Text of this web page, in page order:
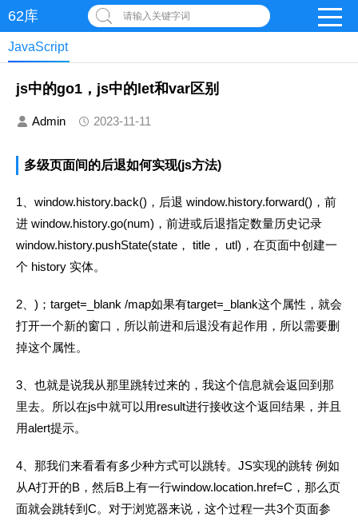
62库 请输入关键字词
JavaScript
js中的go1，js中的let和var区别
Admin 2023-11-11
多级页面间的后退如何实现(js方法)
1、window.history.back()，后退 window.history.forward()，前
进 window.history.go(num)，前进或后退指定数量历史记录
window.history.pushState(state， title， utl)，在页面中创建一
个 history 实体。
2、)；target=_blank /map如果有target=_blank这个属性，就会
打开一个新的窗口，所以前进和后退没有起作用，所以需要删
掉这个属性。
3、也就是说我从那里跳转过来的，我这个信息就会返回到那
里去。所以在js中就可以用result进行接收这个返回结果，并且
用alert提示。
4、那我们来看看有多少种方式可以跳转。JS实现的跳转 例如
从A打开的B，然后B上有一行window.location.href=C，那么页
面就会跳转到C。对于浏览器来说，这个过程一共3个页面参